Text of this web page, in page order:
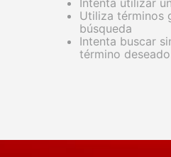
Intenta utilizar
Utiliza términos
búsqueda
Intenta buscar
término deseado